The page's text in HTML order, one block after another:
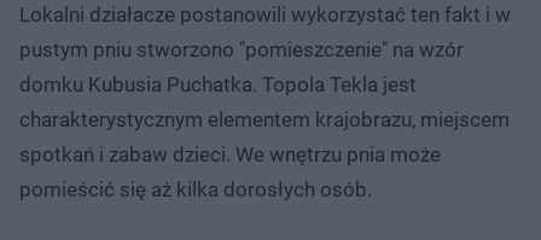
Lokalni działacze postanowili wykorzystać ten fakt i w
pustym pniu stworzono "pomieszczenie" na wzór
domku Kubusia Puchatka. Topola Tekla jest
charakterystycznym elementem krajobrazu, miejscem
spotkań i zabaw dzieci. We wnętrzu pnia może
pomieścić się aż kilka dorosłych osób.